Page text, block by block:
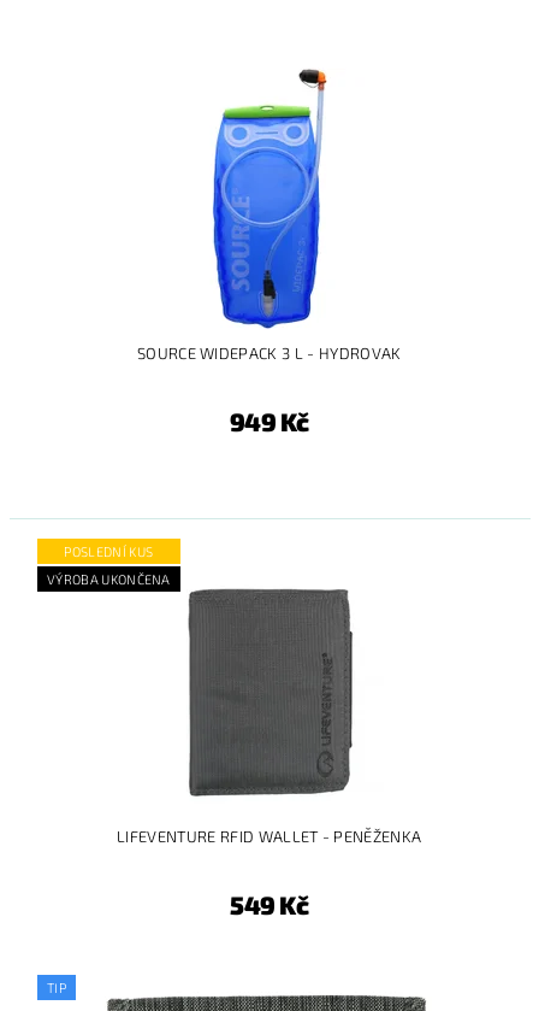
SOURCE WIDEPACK 3 L - HYDROVAK
949 Kč
POSLEDNÍ KUS
VÝROBA UKONČENA
LIFEVENTURE RFID WALLET - PENĚŽENKA
549 Kč
TIP